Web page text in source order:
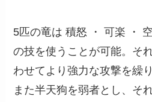
5匹の竜は 積怒 ・ 可楽 ・
の技を使うことが可能。そ
わせてより強力な攻撃を繰
また半天狗を弱者とし、そ